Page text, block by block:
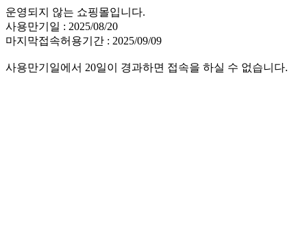
운영되지 않는 쇼핑몰입니다.
사용만기일 : 2025/08/20
마지막접속허용기간 : 2025/09/09
사용만기일에서 20일이 경과하면 접속을 하실 수 없습니다.